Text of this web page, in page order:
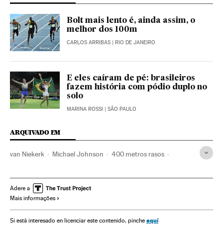
Bolt mais lento é, ainda assim, o
melhor dos 100m
CARLOS ARRIBAS | RIO DE JANEIRO
E eles caíram de pé: brasileiros
fazem história com pódio duplo no
solo
MARINA ROSSI | SÃO PAULO
ARQUIVADO EM
van Niekerk Michael Johnson 400 metros rasos
África meridional Estado Rio de Janeiro
Jogos Olímpicos
África Competições América do Sul América Latina
Adere a
Mais informações
Si está interesado en licenciar este contenido, pinche aquí